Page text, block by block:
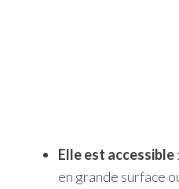
Elle est accessible
en grande surface